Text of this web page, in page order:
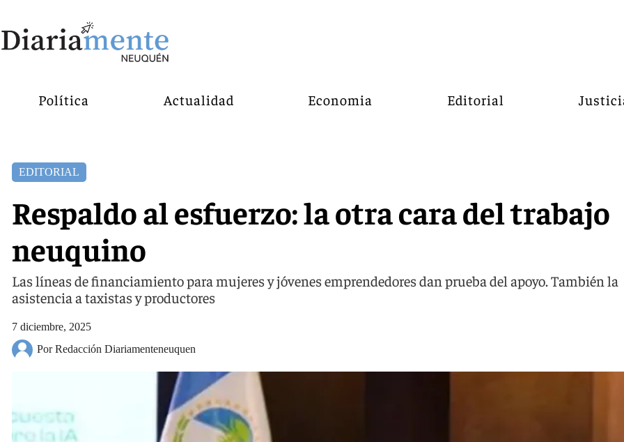
Política Actualidad Economia Editorial
EDITORIAL
Respaldo al esfuerzo: la otra cara del trabajo
neuquino
Las líneas de financiamiento para mujeres y jóvenes emprendedores dan prueba del apoyo. También la
asistencia a taxistas y productores
7 diciembre, 2025
Por Redacción Diariamenteneuquen